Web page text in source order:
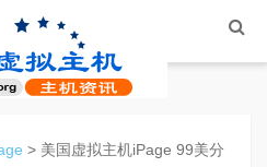
> 美国虚拟主机iPage 99美分